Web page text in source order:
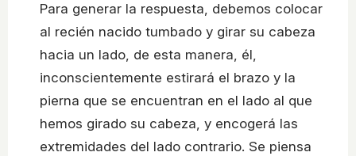
Para generar la respuesta, debemos colocar
al recién nacido tumbado y girar su cabeza
hacia un lado, de esta manera, él,
inconscientemente estirará el brazo y la
pierna que se encuentran en el lado al que
hemos girado su cabeza, y encogerá las
extremidades del lado contrario. Se piensa